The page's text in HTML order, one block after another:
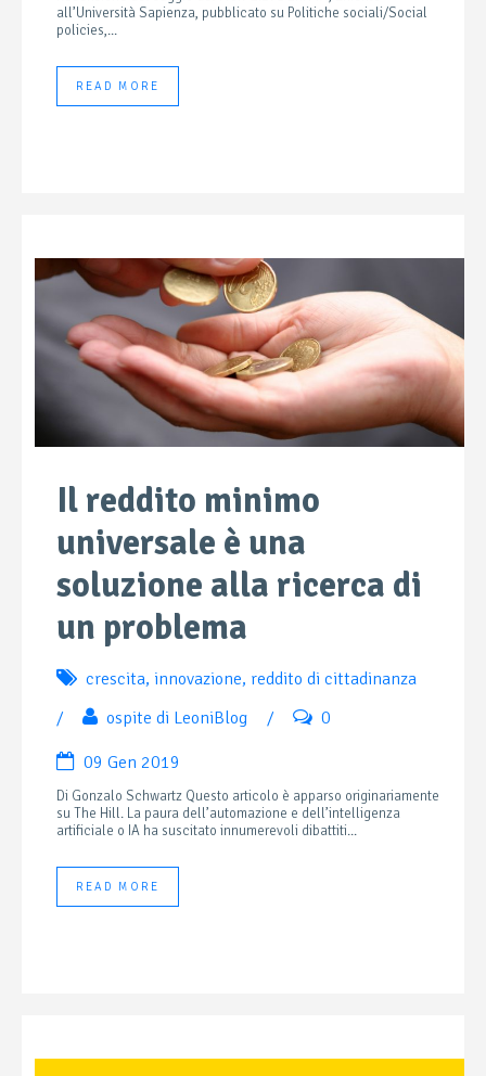
all’Università Sapienza, pubblicato su Politiche sociali/Social
policies,...
READ MORE
Il reddito minimo
universale è una
soluzione alla ricerca di
un problema
crescita, innovazione, reddito di cittadinanza
/
ospite di LeoniBlog / 0
09 Gen 2019
Di Gonzalo Schwartz Questo articolo è apparso originariamente
su The Hill. La paura dell’automazione e dell’intelligenza
artificiale o IA ha suscitato innumerevoli dibattiti...
READ MORE